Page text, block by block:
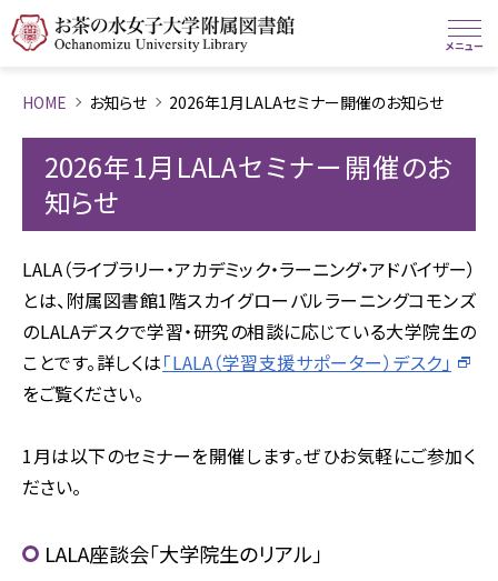
HOME お知らせ 2026年1月LALAセミナー開催のお知らせ
2026年1月LALAセミナー開催のお
知らせ
LALA（ライブラリー・アカデミック・ラーニング・アドバイザー）
とは、附属図書館1階スカイグローバルラーニングコモンズ
のLALAデスクで学習・研究の相談に応じている大学院生の
ことです。詳しくは「LALA（学習支援サポーター）デスク」
をご覧ください。
1月は以下のセミナーを開催します。ぜひお気軽にご参加く
ださい。
LALA座談会「大学院生のリアル」